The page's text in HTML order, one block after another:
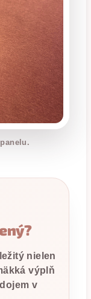
nielen
výplň
v